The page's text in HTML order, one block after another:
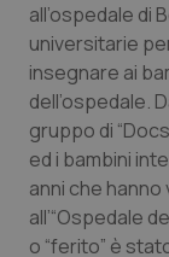
Emilia-
Friuli
Lazio
Liguria
Diabete
Disturbi
all’ospedale di
universitarie
insegnare ai
dell’ospedale.
gruppo di
ed i bambini
anni che
all’“Ospedale
o “ferito” è